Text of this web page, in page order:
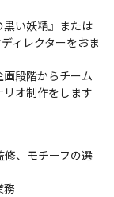
黒い妖精』または
ィレクターをおま
画段階からチーム
オ制作をします
修、モチーフの選
務